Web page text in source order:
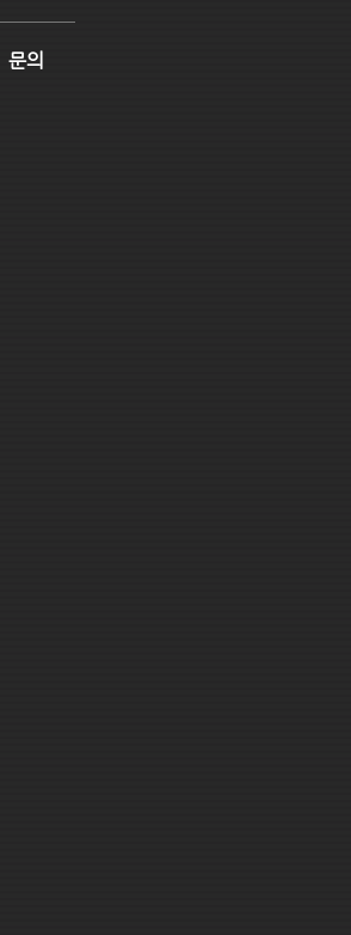
문의